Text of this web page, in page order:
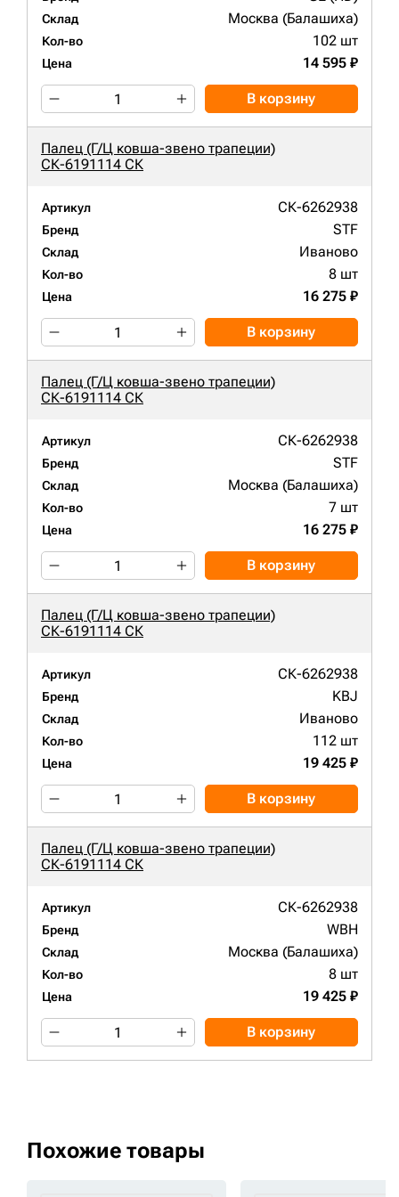
Склад Москва (Балашиха)
Кол-во 102 шт
Цена 14 595 ₽
В корзину
Палец (Г/Ц ковша-звено трапеции)
СК-6191114 СК
Артикул СК-6262938
Бренд STF
Склад Иваново
Кол-во 8 шт
Цена 16 275 ₽
В корзину
Палец (Г/Ц ковша-звено трапеции)
СК-6191114 СК
Артикул СК-6262938
Бренд STF
Склад Москва (Балашиха)
Кол-во 7 шт
Цена 16 275 ₽
В корзину
Палец (Г/Ц ковша-звено трапеции)
СК-6191114 СК
Артикул СК-6262938
Бренд KBJ
Склад Иваново
Кол-во 112 шт
Цена 19 425 ₽
В корзину
Палец (Г/Ц ковша-звено трапеции)
СК-6191114 СК
Артикул СК-6262938
Бренд WBH
Склад Москва (Балашиха)
Кол-во 8 шт
Цена 19 425 ₽
В корзину
Похожие товары